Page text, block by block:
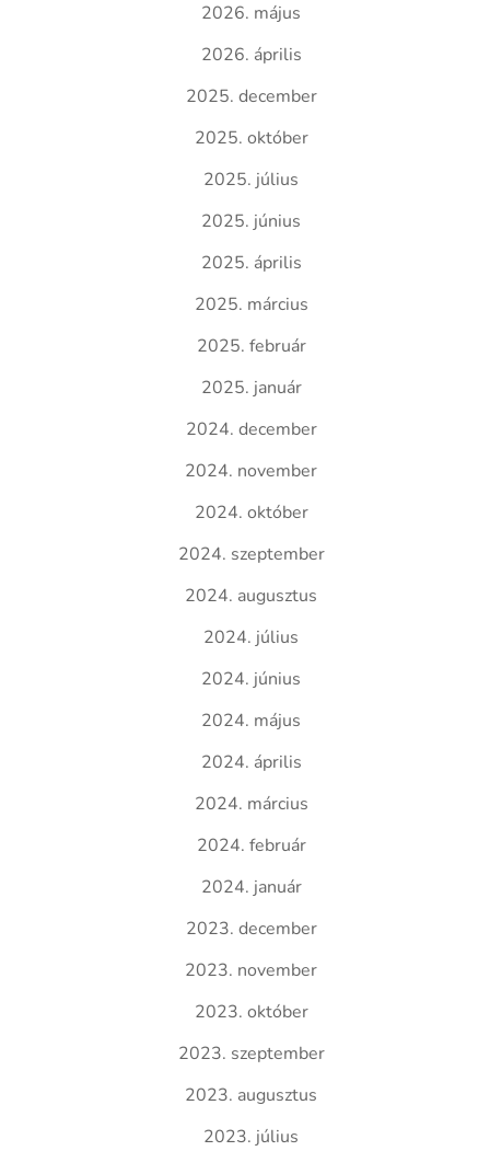
2026. május
2026. április
2025. december
2025. október
2025. július
2025. június
2025. április
2025. március
2025. február
2025. január
2024. december
2024. november
2024. október
2024. szeptember
2024. augusztus
2024. július
2024. június
2024. május
2024. április
2024. március
2024. február
2024. január
2023. december
2023. november
2023. október
2023. szeptember
2023. augusztus
2023. július